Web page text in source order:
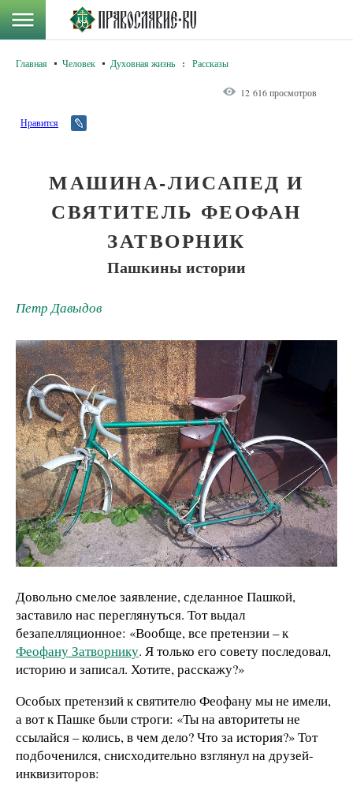
Главная Человек Духовная жизнь : Рассказы
12 616 просмотров
Нравится
МАШИНА-ЛИСАПЕД И
СВЯТИТЕЛЬ ФЕОФАН
ЗАТВОРНИК
Пашкины истории
Петр Давыдов
Довольно смелое заявление, сделанное Пашкой,
заставило нас переглянуться. Тот выдал
безапелляционное: «Вообще, все претензии – к
Феофану Затворнику. Я только его совету последовал,
историю и записал. Хотите, расскажу?»
Особых претензий к святителю Феофану мы не имели,
а вот к Пашке были строги: «Ты на авторитеты не
ссылайся – колись, в чем дело? Что за история?» Тот
подбоченился, снисходительно взглянул на друзей-
инквизиторов: